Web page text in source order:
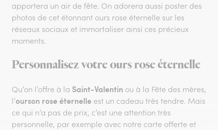
apportera un air de fête. On adorera aussi poster des
photos de cet étonnant ours rose éternelle sur les
réseaux sociaux et immortaliser ainsi ces précieux
moments.
Personnalisez votre ours rose éternelle
Qu’on l’offre à la Saint-Valentin ou à la Fête des mères,
l’ourson rose éternelle est un cadeau très tendre. Mais
ce qui n’a pas de prix, c’est une attention très
personnelle, par exemple avec notre carte offerte et